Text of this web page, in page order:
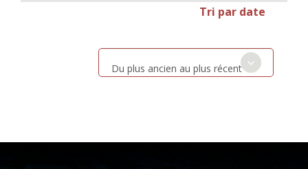
Tri par date
Du plus ancien au plus récent